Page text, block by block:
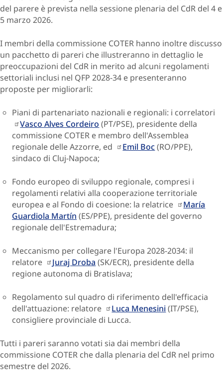
del parere è prevista nella sessione plenaria del CdR del 4 e
5 marzo 2026.
I membri della commissione COTER hanno inoltre discusso
un pacchetto di pareri che illustreranno in dettaglio le
preoccupazioni del CdR in merito ad alcuni regolamenti
settoriali inclusi nel QFP 2028-34 e presenteranno
proposte per migliorarli:
Piani di partenariato nazionali e regionali: i correlatori
Vasco Alves Cordeiro (PT/PSE), presidente della
commissione COTER e membro dell'Assemblea
regionale delle Azzorre, ed
Emil Boc(RO/PPE),
sindaco di Cluj-Napoca;
Fondo europeo di sviluppo regionale, compresi i
regolamenti relativi alla cooperazione territoriale
europea e al Fondo di coesione: la relatrice
María
Guardiola Martín (ES/PPE), presidente del governo
regionale dell'Estremadura;
Meccanismo per collegare l'Europa 2028-2034: il
relatore
Juraj Droba (SK/ECR), presidente della
regione autonoma di Bratislava;
Regolamento sul quadro di riferimento dell'efficacia
dell'attuazione: relatore
Luca Menesini (IT/PSE),
consigliere provinciale di Lucca.
Tutti i pareri saranno votati sia dai membri della
commissione COTER che dalla plenaria del CdR nel primo
semestre del 2026.